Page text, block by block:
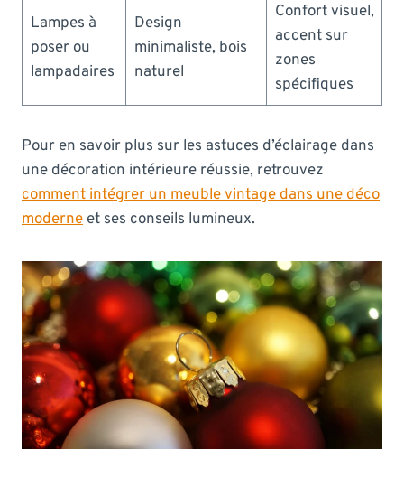
Lampes à
poser ou
lampadaires
Design
minimaliste, bois
naturel
Confort visuel,
accent sur
zones
spécifiques
Pour en savoir plus sur les astuces d’éclairage dans
une décoration intérieure réussie, retrouvez
comment intégrer un meuble vintage dans une déco
moderne et ses conseils lumineux.